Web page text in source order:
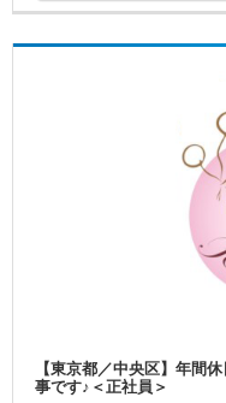
【東京都／中央区】年間
事です♪＜正社員＞